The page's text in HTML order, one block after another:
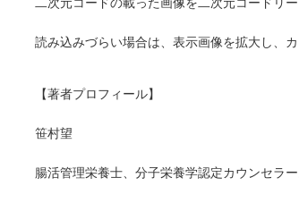
読み込みづらい場合は、表示画像を拡大し、
【著者プロフィール】
笹村望
腸活管理栄養士、分子栄養学認定カウンセラー